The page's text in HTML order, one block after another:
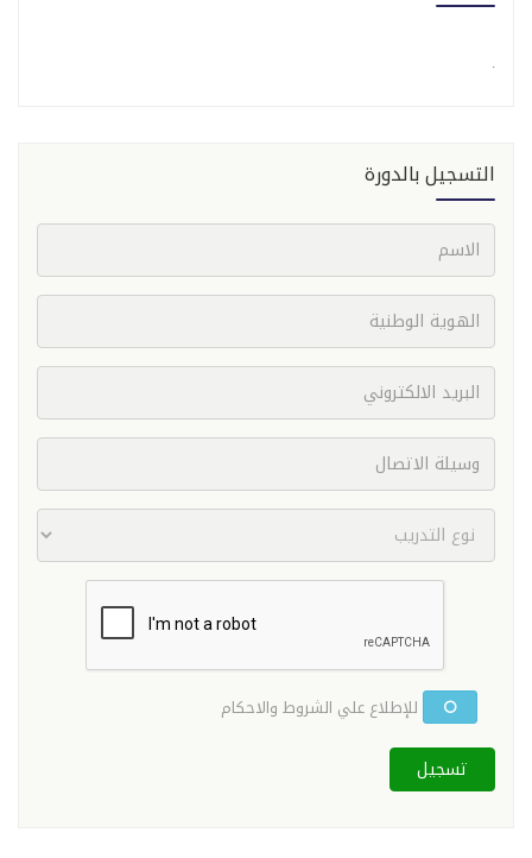
.
التسجيل بالدورة
للإطلاع علي الشروط والاحكام
تسجيل